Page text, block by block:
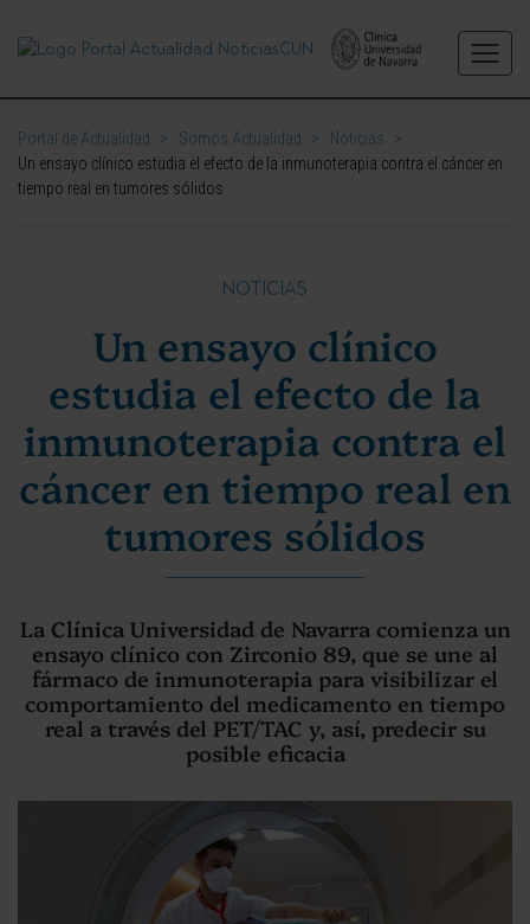
Portal de Actualidad > Somos Actualidad > Noticias
>
Un ensayo clínico estudia el efecto de la inmunoterapia contra el cáncer en
tiempo real en tumores sólidos
NOTICIAS
Un ensayo clínico
estudia el efecto de la
inmunoterapia contra el
cáncer en tiempo real en
tumores sólidos
La Clínica Universidad de Navarra comienza un
ensayo clínico con Zirconio 89, que se une al
fármaco de inmunoterapia para visibilizar el
comportamiento del medicamento en tiempo
real a través del PET/TAC y, así, predecir su
posible eficacia